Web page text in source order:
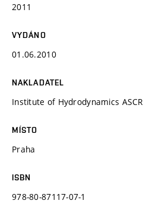
2011
VYDÁNO
01.06.2010
NAKLADATEL
Institute of Hydrodynamics ASCR
MÍSTO
Praha
ISBN
978-80-87117-07-1